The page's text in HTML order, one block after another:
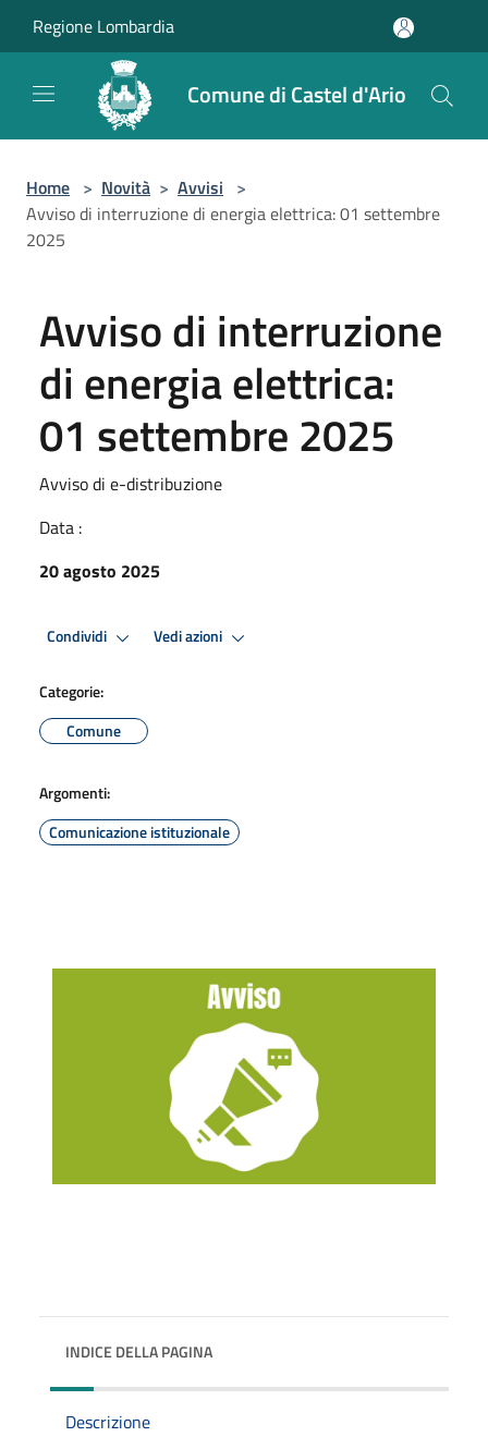
Regione Lombardia
Comune di Castel d'Ario
Home > Novità > Avvisi >
Avviso di interruzione di energia elettrica: 01 settembre
2025
Avviso di interruzione
di energia elettrica:
01 settembre 2025
Avviso di e-distribuzione
Data :
20 agosto 2025
Condividi Vedi azioni
Categorie:
Comune
Argomenti:
Comunicazione istituzionale
INDICE DELLA PAGINA
Descrizione